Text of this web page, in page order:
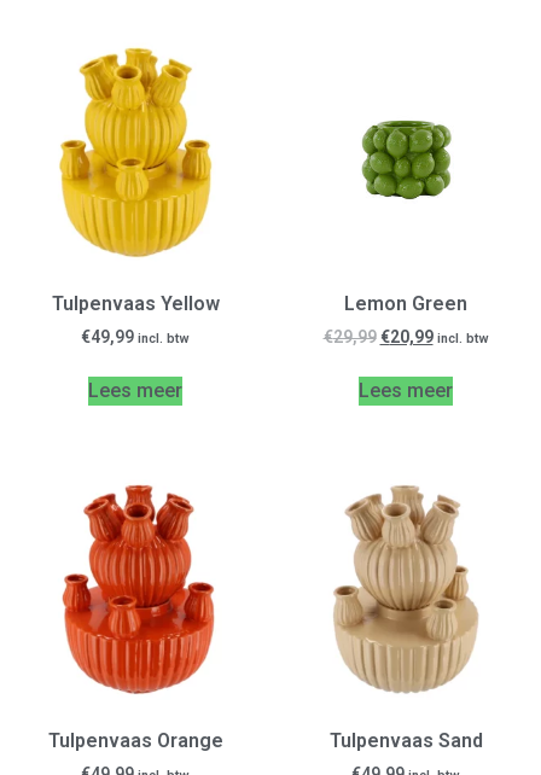
Tulpenvaas Yellow
€49,99 incl. btw
Lees meer
Lemon Green
€29,99 €20,99 incl. btw
Lees meer
Tulpenvaas Orange Tulpenvaas Sand